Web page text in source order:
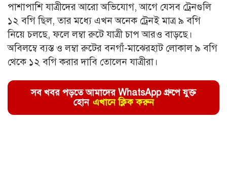
পাশাপাশি যাত্রীদের আরো অভিযোগ, আগে যেসব ট্রেনগুলি
১২ বগি ছিল, তার মধ্যে এখন অনেক ট্রেনই মাত্র ৯ বগি
নিয়ে চলছে, ফলে লম্বা রুটে যাত্রী চাপ আরও বাড়ছে।
অবিলম্বে ব্যস্ত ও লম্বা রুটের বনগাঁ-মাঝেরহাট লোকাল ৯ বগি
থেকে ১২ বগি করার দাবি তোলেন যাত্রীরা।
সব খবর পড়তে আমাদের WhatsApp গ্রুপে যুক্ত
হোন এখানে ক্লিক করুন